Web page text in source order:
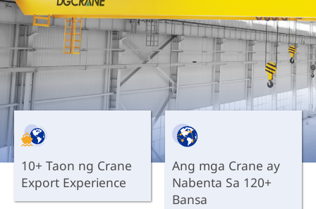
10+ Taon ng Crane
Export Experience
Ang mga Crane ay
Nabenta Sa 120+
Bansa